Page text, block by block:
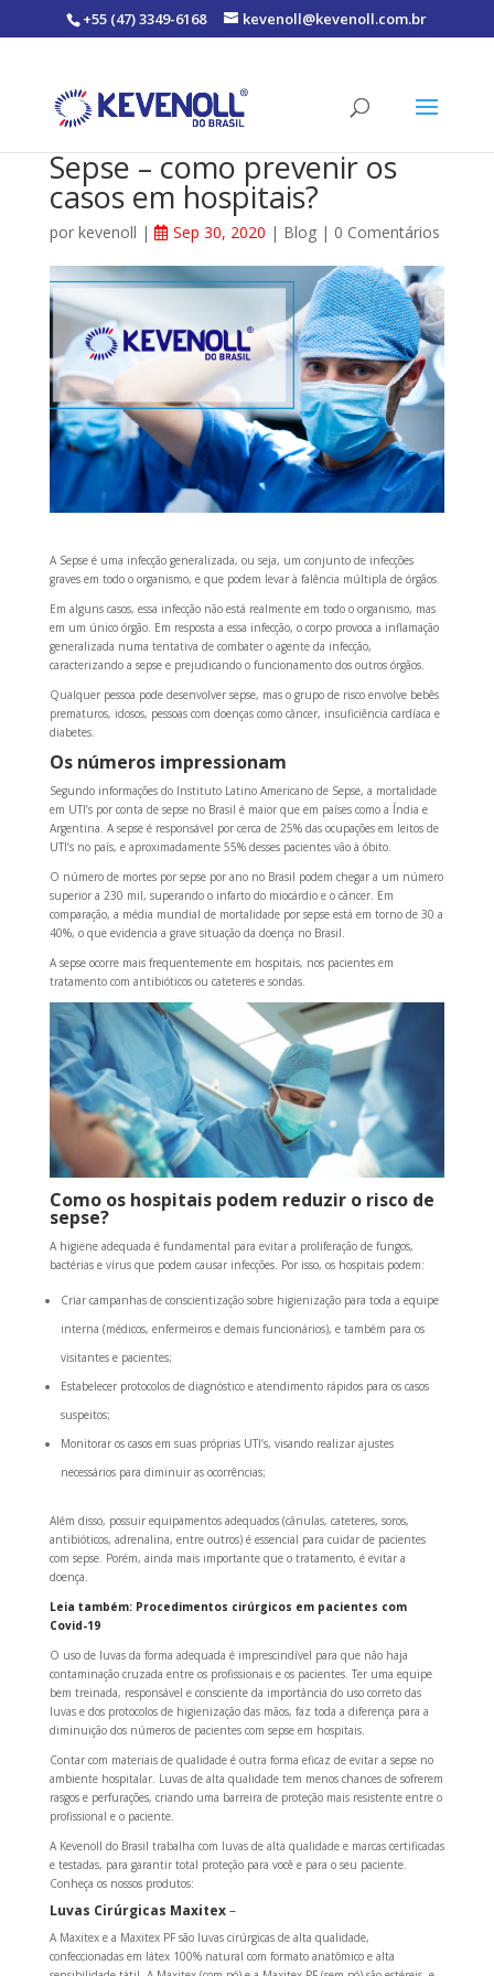
+55 (47) 3349-6168 kevenoll@kevenoll.com.br
Sepse – como prevenir os
casos em hospitais?
por kevenoll | Sep 30, 2020 | Blog| 0 Comentários
A Sepse é uma infecção generalizada, ou seja, um conjunto de infecções
graves em todo o organismo, e que podem levar à falência múltipla de órgãos.
Em alguns casos, essa infecção não está realmente em todo o organismo, mas
em um único órgão. Em resposta a essa infecção, o corpo provoca a inflamação
generalizada numa tentativa de combater o agente da infecção,
caracterizando a sepse e prejudicando o funcionamento dos outros órgãos.
Qualquer pessoa pode desenvolver sepse, mas o grupo de risco envolve bebês
prematuros, idosos, pessoas com doenças como câncer, insuficiência cardíaca e
diabetes.
Os números impressionam
Segundo informações do Instituto Latino Americano de Sepse, a mortalidade
em UTI’s por conta de sepse no Brasil é maior que em países como a Índia e
Argentina. A sepse é responsável por cerca de 25% das ocupações em leitos de
UTI’s no país, e aproximadamente 55% desses pacientes vão à óbito.
O número de mortes por sepse por ano no Brasil podem chegar a um número
superior a 230 mil, superando o infarto do miocárdio e o câncer. Em
comparação, a média mundial de mortalidade por sepse está em torno de 30 a
40%, o que evidencia a grave situação da doença no Brasil.
A sepse ocorre mais frequentemente em hospitais, nos pacientes em
tratamento com antibióticos ou cateteres e sondas.
Como os hospitais podem reduzir o risco de
sepse?
A higiene adequada é fundamental para evitar a proliferação de fungos,
bactérias e vírus que podem causar infecções. Por isso, os hospitais podem:
Criar campanhas de conscientização sobre higienização para toda a equipe
interna (médicos, enfermeiros e demais funcionários), e também para os
visitantes e pacientes;
Estabelecer protocolos de diagnóstico e atendimento rápidos para os casos
suspeitos;
Monitorar os casos em suas próprias UTI’s, visando realizar ajustes
necessários para diminuir as ocorrências;
Além disso, possuir equipamentos adequados (cânulas, cateteres, soros,
antibióticos, adrenalina, entre outros) é essencial para cuidar de pacientes
com sepse. Porém, ainda mais importante que o tratamento, é evitar a
doença.
Leia também: Procedimentos cirúrgicos em pacientes com
Covid-19
O uso de luvas da forma adequada é imprescindível para que não haja
contaminação cruzada entre os profissionais e os pacientes. Ter uma equipe
bem treinada, responsável e consciente da importância do uso correto das
luvas e dos protocolos de higienização das mãos, faz toda a diferença para a
diminuição dos números de pacientes com sepse em hospitais.
Contar com materiais de qualidade é outra forma eficaz de evitar a sepse no
ambiente hospitalar. Luvas de alta qualidade tem menos chances de sofrerem
rasgos e perfurações, criando uma barreira de proteção mais resistente entre o
profissional e o paciente.
A Kevenoll do Brasil trabalha com luvas de alta qualidade e marcas certificadas
e testadas, para garantir total proteção para você e para o seu paciente.
Conheça os nossos produtos:
Luvas Cirúrgicas Maxitex–
A Maxitex e a Maxitex PF são luvas cirúrgicas de alta qualidade,
confeccionadas em látex 100% natural com formato anatômico e alta